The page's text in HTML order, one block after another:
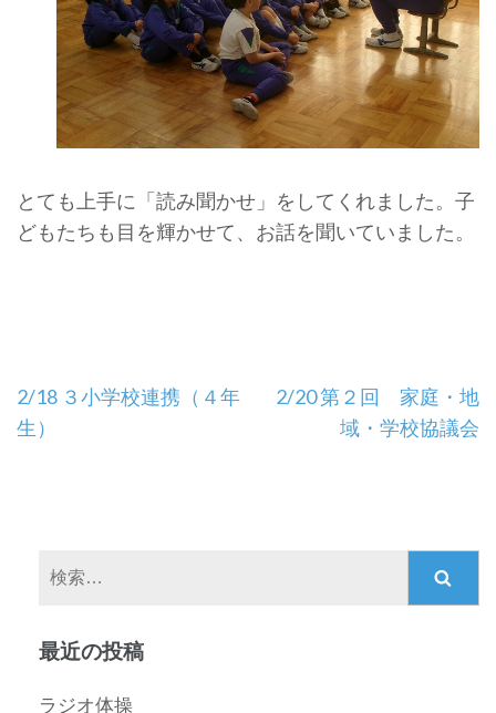
とても上手に「読み聞かせ」をしてくれました。子
どもたちも目を輝かせて、お話を聞いていました。
投
稿
ン
2/18 ３小学校連携（４年
生）
2/20 第２回 家庭・地
域・学校協議会
最近の投稿
ラジオ体操